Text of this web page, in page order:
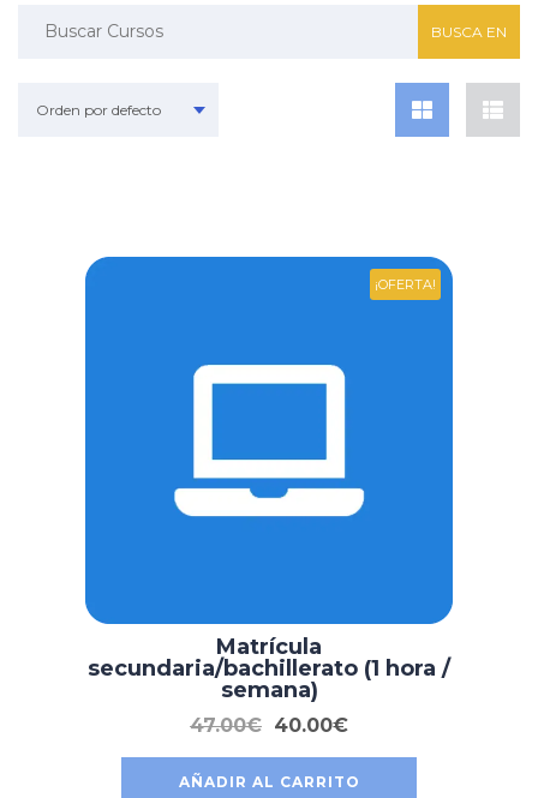
Orden por defecto
¡OFERTA!
Matrícula
secundaria/bachillerato (1 hora /
semana)
47.00€ 40.00€
AÑADIR AL CARRITO